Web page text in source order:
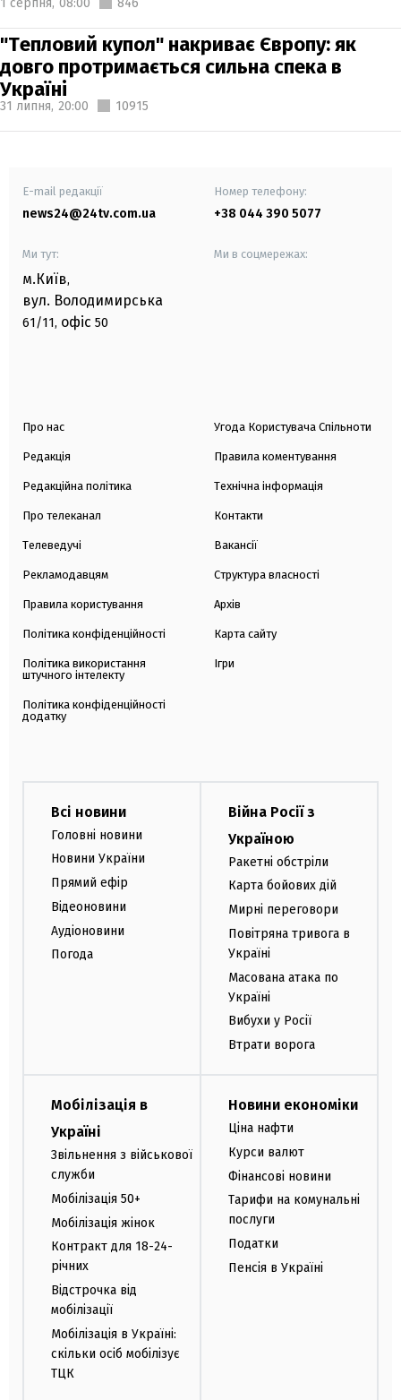
"Тепловий купол" накриває Європу: як
довго протримається сильна спека в
Україні
31 липня, 20:00 10915
E-mail редакції
news24@24tv.com.ua
Номер телефону:
+38 044 390 5077
Ми тут:
м.Київ,
вул. Володимирська
61/11, офіс 50
Ми в соцмережах:
Про нас
Редакція
Редакційна політика
Про телеканал
Телеведучі
Рекламодавцям
Правила користування
Політика конфіденційності
Політика використання
штучного інтелекту
Політика конфіденційності
додатку
Угода Користувача Спільноти
Правила коментування
Технічна інформація
Контакти
Вакансії
Структура власності
Архів
Карта сайту
Ігри
Всі новини
Головні новини
Новини України
Прямий ефір
Відеоновини
Аудіоновини
Погода
Війна Росії з
Україною
Ракетні обстріли
Карта бойових дій
Мирні переговори
Повітряна тривога в
Україні
Масована атака по
Україні
Вибухи у Росії
Втрати ворога
Мобілізація в
Україні
Звільнення з військової
служби
Мобілізація 50+
Мобілізація жінок
Контракт для 18-24-
річних
Відстрочка від
мобілізації
Мобілізація в Україні:
скільки осіб мобілізує
ТЦК
Новини економіки
Ціна нафти
Курси валют
Фінансові новини
Тарифи на комунальні
послуги
Податки
Пенсія в Україні